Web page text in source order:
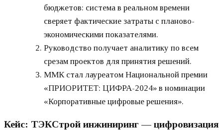
бюджетов: система в реальном времени
сверяет фактические затраты с планово-
экономическими показателями.
Руководство получает аналитику по всем
срезам проектов для принятия решений.
ММК стал лауреатом Национальной премии
«ПРИОРИТЕТ: ЦИФРА-2024» в номинации
«Корпоративные цифровые решения».
Кейс: ТЭКСтрой инжиниринг — цифровизация